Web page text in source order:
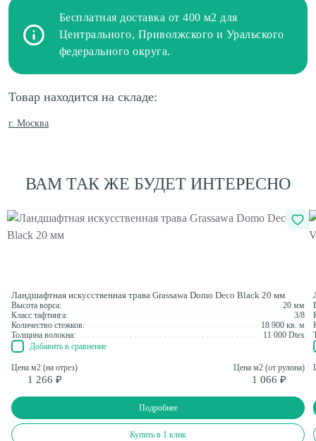
Бесплатная доставка от 400 м2 для
Центрального, Приволжского и Уральского
федерального округа.
Товар находится на складе:
г. Москва
ВАМ ТАК ЖЕ БУДЕТ ИНТЕРЕСНО
Ландшафтная искусственная трава Grassawa Domo Deco Black 20 мм
Высота ворса:
20 мм
Класс тафтинга:
3/8
Количество стежков:
18 900 кв. м
Толщина волокна:
11 000 Dtex
Добавить в сравнение
Цена м2 (на отрез)
1 266 ₽
Цена м2 (от рулона)
1 066 ₽
Подробнее
Купить в 1 клик